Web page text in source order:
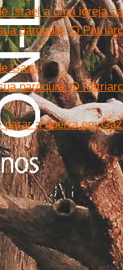
Israel a uma igreja
paróquia. O
Gaza
paróquia. O
a guerra em